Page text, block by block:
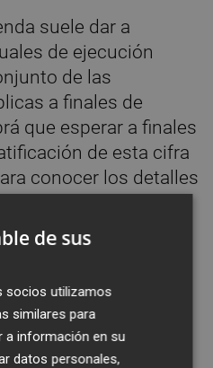
suele dar a
de ejecución
de las
a finales de
que esperar a finales
de esta cifra
conocer los detalles
el impacto de la
sobre las
del conjunto de
(AAPP) logró
por el
de sus
socios utilizamos
similares para
a información en su
datos personales,